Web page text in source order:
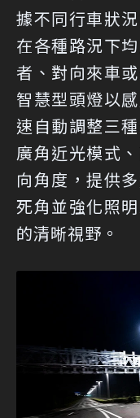
據不同行車狀
在各種路況下
者、對向來車
智慧型頭燈以
速自動調整三
廣角近光模式
向角度，提供
死角並強化照
的清晰視野。